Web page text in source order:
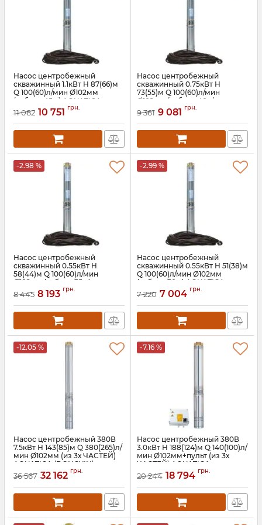
Насос центробежный
скважинный 1.1кВт H 87(66)м
Q 100(60)л/мин Ø102мм
(кабель 45м) AQUATICA
(DONGYIN) 4SEm4/12 (777474)
11 082 10 751 грн.
Насос центробежный
скважинный 0.75кВт H
73(55)м Q 100(60)л/мин
Ø102мм (кабель 40м)
AQUATICA (DONGYIN)
4SEm4/10 (777473)
9 361 9 081 грн.
-2.98 %
Насос центробежный
скважинный 0.55кВт H
58(44)м Q 100(60)л/мин
Ø102мм (кабель 35м)
AQUATICA (DONGYIN)
4SEm4/8 (777472)
8 445 8 193 грн.
-2.99 %
Насос центробежный
скважинный 0.55кВт H 51(38)м
Q 100(60)л/мин Ø102мм
(кабель 30м) AQUATICA
(DONGYIN) 4SEm4/7 (777471)
7 220 7 004 грн.
-12.05 %
Насос центробежный 380В
7.5кВт H 143(85)м Q 380(265)л/
мин Ø102мм (из 3х ЧАСТЕЙ)
AQUATICA (DONGYIN)
4SD16/24 (7771883)
36 567 32 162 грн.
-7.16 %
Насос центробежный 380В
3.0кВт H 188(124)м Q 140(100)л/
мин Ø102мм+пульт (из 3х
ЧАСТЕЙ) AQUATICA
(DONGYIN) 4SD6/26 (7771453)
20 244 18 794 грн.